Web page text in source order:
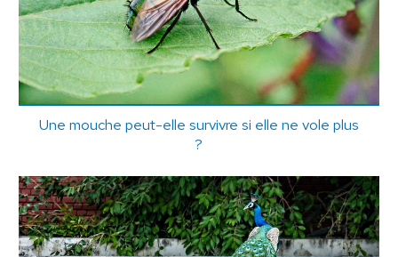
Une mouche peut-elle survivre si elle ne vole plus
?